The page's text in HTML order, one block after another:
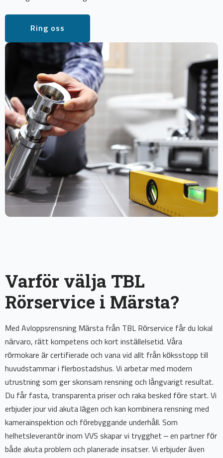
Ring oss
Varför välja TBL
Rörservice i Märsta?
Med Avloppsrensning Märsta från TBL Rörservice får du lokal
närvaro, rätt kompetens och kort inställelsetid. Våra
rörmokare är certifierade och vana vid allt från köksstopp till
huvudstammar i flerbostadshus. Vi arbetar med modern
utrustning som ger skonsam rensning och långvarigt resultat.
Du får fasta, transparenta priser och raka besked före start. Vi
erbjuder jour vid akuta lägen och kan kombinera rensning med
kamerainspektion och förebyggande underhåll. Som
helhetsleverantör inom VVS skapar vi trygghet – en partner för
både akuta problem och planerade insatser. Vi erbjuder även